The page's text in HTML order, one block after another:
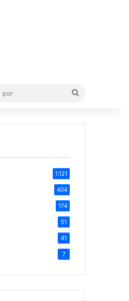
1.121
404
174
51
41
7